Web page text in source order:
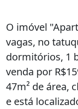
O imóvel
vagas, no
dormitórios, 1
venda por
47m² de área,
e está